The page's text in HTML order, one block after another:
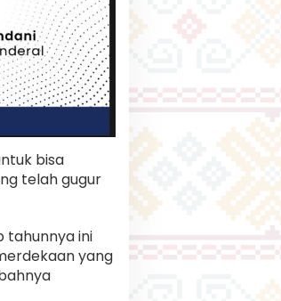
bisa
telah gugur
tahunnya ini
yang